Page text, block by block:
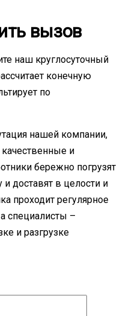
вызов
наш круглосуточный
конечную
по
нашей компании,
и
бережно погрузят
доставят в целости и
проходит регулярное
специалисты –
и разгрузке